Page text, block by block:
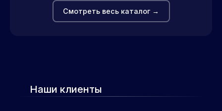
Смотреть весь каталог →
Наши клиенты